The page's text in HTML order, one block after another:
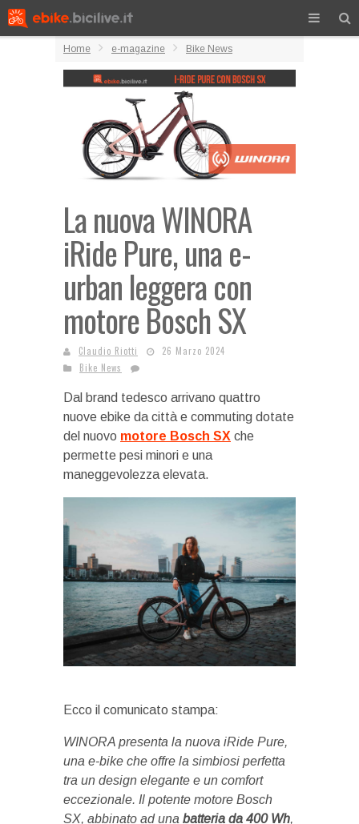
Home e-magazine Bike News
La nuova WINORA
iRide Pure, una e-
urban leggera con
motore Bosch SX
Claudio Riotti
26 Marzo 2024
Bike News
Dal brand tedesco arrivano quattro
nuove ebike da città e commuting dotate
del nuovo motore Bosch SX che
permette pesi minori e una
maneggevolezza elevata.
Ecco il comunicato stampa:
WINORA presenta la nuova iRide Pure,
una e-bike che offre la simbiosi perfetta
tra un design elegante e un comfort
eccezionale. Il potente motore Bosch
SX, abbinato ad una batteria da 400 Wh,